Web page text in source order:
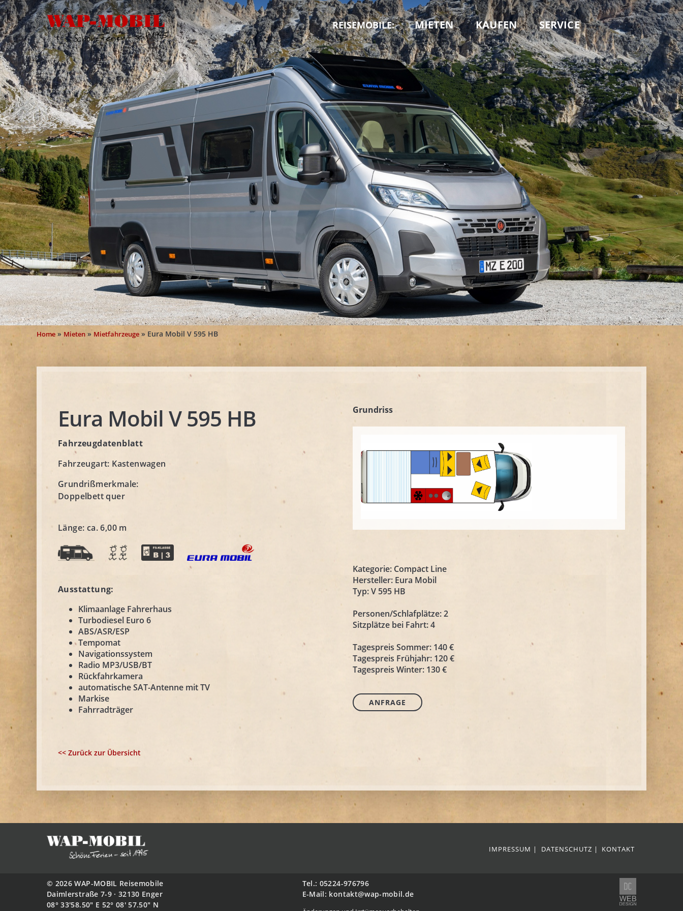
REISEMOBILE: MIETEN KAUFEN SERVICE
Home » Mieten » Mietfahrzeuge » Eura Mobil V 595 HB
Eura Mobil V 595 HB
Fahrzeugdatenblatt
Fahrzeugart: Kastenwagen
Grundrißmerkmale:
Doppelbett quer
Länge: ca. 6,00 m
Ausstattung:
Klimaanlage Fahrerhaus
Turbodiesel Euro 6
ABS/ASR/ESP
Tempomat
Navigationssystem
Radio MP3/USB/BT
Rückfahrkamera
automatische SAT-Antenne mit TV
Markise
Fahrradträger
Grundriss
Kategorie: Compact Line
Hersteller: Eura Mobil
Typ:V 595 HB
Personen/Schlafplätze:2
Sitzplätze bei Fahrt:4
Tagespreis Sommer: 140 €
Tagespreis Frühjahr: 120 €
Tagespreis Winter: 130 €
ANFRAGE
<< Zurück zur Übersicht
IMPRESSUM DATENSCHUTZ KONTAKT
© 2026 WAP-MOBIL Reisemobile
Daimlerstraße 7-9 · 32130 Enger
08° 33'58.50" E 52° 08' 57.50" N
Tel.: 05224-976796
E-Mail: kontakt@wap-mobil.de